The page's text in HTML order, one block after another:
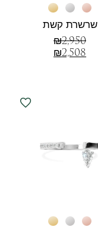
שרשרת קשת
₪2,950
₪2,508